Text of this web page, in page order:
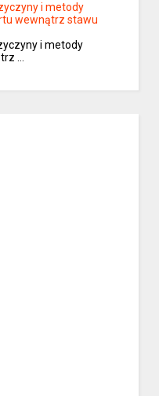
i metody
wewnątrz stawu
i metody
…